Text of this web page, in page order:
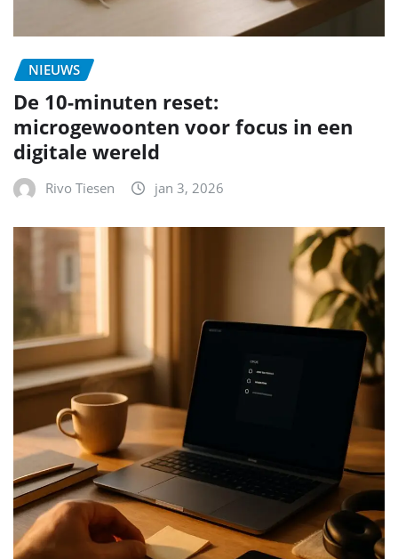
NIEUWS
De 10-minuten reset:
microgewoonten voor focus in een
digitale wereld
Rivo Tiesen jan 3, 2026